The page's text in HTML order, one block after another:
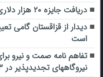
دریافت جایزه ۲۰ هزار دلاری از اینستاگرام / چه کسانی پول می‌گیرند؟
دیدار از قزاقستان گامی
است
نیروگاههای تجدیدپذیر در ۲۰۲۳